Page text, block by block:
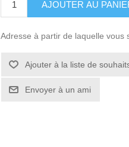
Adresse à partir de laquelle vous